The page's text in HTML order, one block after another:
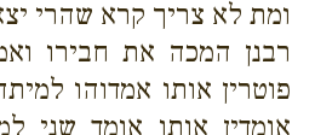
ומת לא צריך קרא שהרי
רבנן המכה את חבירו
פוטרין אותו אמדוהו
אומדין אותו אומד שני